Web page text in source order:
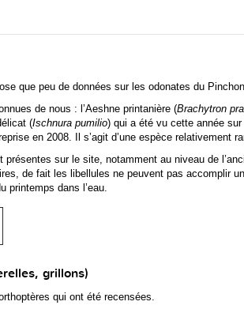
que peu de données sur les odonates du
de nous : l’Aeshne printanière (Brachytron
(Ischnura pumilio) qui a été vu cette année sur
en 2008. Il s’agit d’une espèce relativement
présentes sur le site, notamment au niveau de
de fait les libellules ne peuvent pas accomplir
printemps dans l’eau.
grillons)
qui ont été recensées.